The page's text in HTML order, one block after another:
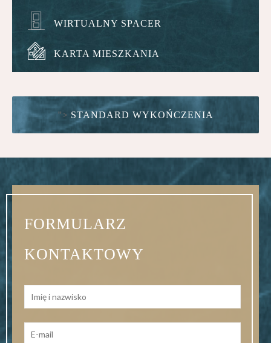
WIRTUALNY SPACER
KARTA MIESZKANIA
"> STANDARD WYKOŃCZENIA
FORMULARZ
KONTAKTOWY